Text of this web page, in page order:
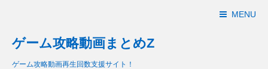
MENU
ゲーム攻略動画まとめZ
ゲーム攻略動画再生回数支援サイト！